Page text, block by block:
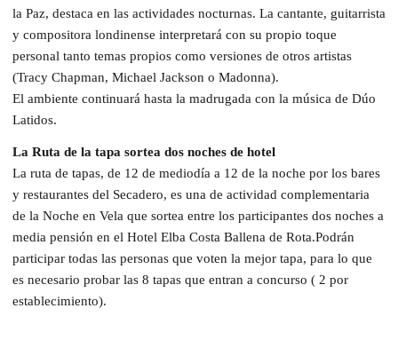
la Paz, destaca en las actividades nocturnas. La cantante, guitarrista
y compositora londinense interpretará con su propio toque
personal tanto temas propios como versiones de otros artistas
(Tracy Chapman, Michael Jackson o Madonna).
El ambiente continuará hasta la madrugada con la música de Dúo
Latidos.
La Ruta de la tapa sortea dos noches de hotel
La ruta de tapas, de 12 de mediodía a 12 de la noche por los bares
y restaurantes del Secadero, es una de actividad complementaria
de la Noche en Vela que sortea entre los participantes dos noches a
media pensión en el Hotel Elba Costa Ballena de Rota.Podrán
participar todas las personas que voten la mejor tapa, para lo que
es necesario probar las 8 tapas que entran a concurso ( 2 por
establecimiento).